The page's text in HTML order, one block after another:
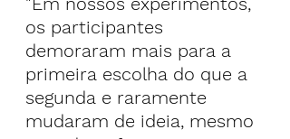
os participantes
demoraram mais para a
primeira escolha do que a
segunda e raramente
mudaram de ideia, mesmo